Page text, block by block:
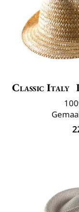
Classic Italy